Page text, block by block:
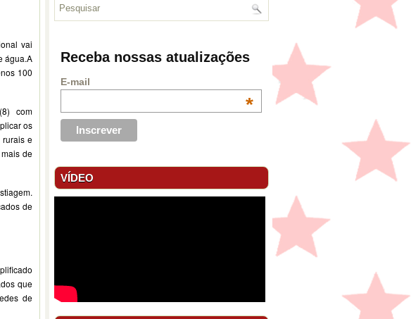
vai
água.A
100
com
os
rurais e
de
de
que
de
Receba nossas atualizações
E-mail
*
VÍDEO